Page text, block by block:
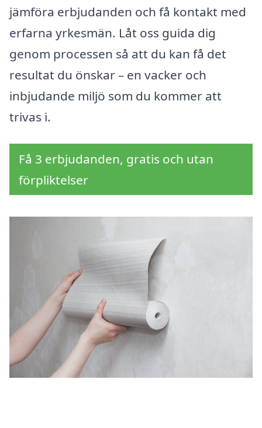
jämföra erbjudanden och få kontakt med
erfarna yrkesmän. Låt oss guida dig
genom processen så att du kan få det
resultat du önskar – en vacker och
inbjudande miljö som du kommer att
trivas i.
Få 3 erbjudanden, gratis och utan
förpliktelser